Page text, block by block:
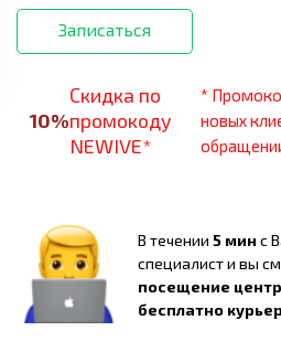
Записаться
10%
Скидка по
промокоду
NEWIVE*
*
новых
В течении 5 мин с
специалист и вы
посещение
бесплатно